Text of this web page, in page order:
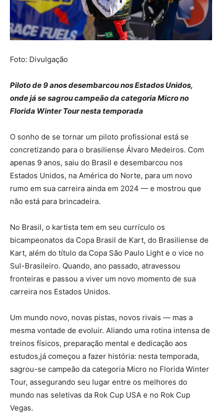
Foto: Divulgação
Piloto de 9 anos desembarcou nos Estados Unidos,
onde já se sagrou campeão da categoria Micro no
Florida Winter Tour nesta temporada
O sonho de se tornar um piloto profissional está se
concretizando para o brasiliense Álvaro Medeiros. Com
apenas 9 anos, saiu do Brasil e desembarcou nos
Estados Unidos, na América do Norte, para um novo
rumo em sua carreira ainda em 2024 — e mostrou que
não está para brincadeira.
No Brasil, o kartista tem em seu currículo os
bicampeonatos da Copa Brasil de Kart, do Brasiliense de
Kart, além do título da Copa São Paulo Light e o vice no
Sul-Brasileiro. Quando, ano passado, atravessou
fronteiras e passou a viver um novo momento de sua
carreira nos Estados Unidos.
Um mundo novo, novas pistas, novos rivais — mas a
mesma vontade de evoluir. Aliando uma rotina intensa de
treinos físicos, preparação mental e dedicação aos
estudos,já começou a fazer história: nesta temporada,
sagrou-se campeão da categoria Micro no Florida Winter
Tour, assegurando seu lugar entre os melhores do
mundo nas seletivas da Rok Cup USA e no Rok Cup
Vegas.